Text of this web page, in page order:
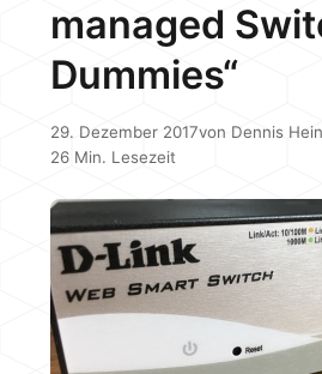
managed
Dummies“
29. Dezember 2017von Dennis
26 Min. Lesezeit